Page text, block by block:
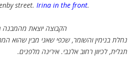
street. Irina in the front.
הקבוצה יוצאת מהמבנה הישן
נחלת בנימין והשומר, שכפי שאני מבין שהוא
תגלית, לכיוון רחוב אלנבי. אירינה מלפנים.